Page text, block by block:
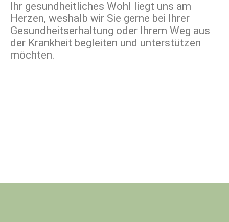
Ihr gesundheitliches Wohl liegt uns am
Herzen, weshalb wir Sie gerne bei Ihrer
Gesundheitserhaltung oder Ihrem Weg aus
der Krankheit begleiten und unterstützen
möchten.